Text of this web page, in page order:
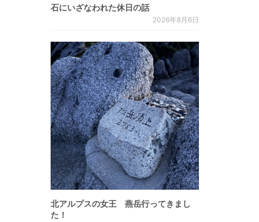
石にいざなわれた休日の話
2026年8月6日
北アルプスの女王 燕岳行ってきまし
た！